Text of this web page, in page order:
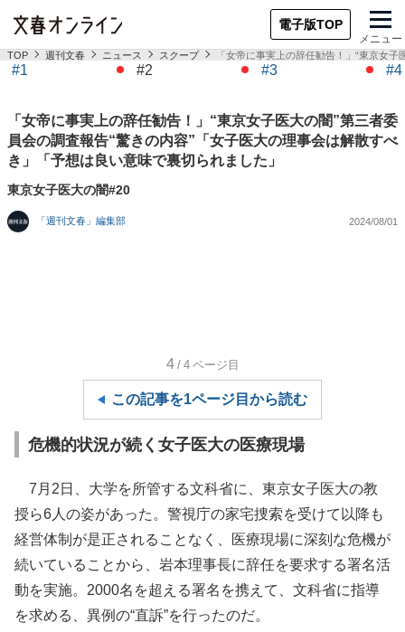
電子版TOP
メニュー
TOP 週刊文春 ニュース スクープ 「女帝に事実上の辞任勧告！」“東京女
#1 #2 #3 #4
「女帝に事実上の辞任勧告！」“東京女子医大の闇”第三者委
員会の調査報告“驚きの内容”「女子医大の理事会は解散すべ
き」「予想は良い意味で裏切られました」
東京女子医大の闇#20
「週刊文春」編集部 2024/08/01
4 /4 ページ目
この記事を1ページ目から読む
危機的状況が続く女子医大の医療現場
7月2日、大学を所管する文科省に、東京女子医大の教
授ら6人の姿があった。警視庁の家宅捜索を受けて以降も
経営体制が是正されることなく、医療現場に深刻な危機が
続いていることから、岩本理事長に辞任を要求する署名活
動を実施。2000名を超える署名を携えて、文科省に指導
を求める、異例の“直訴”を行ったのだ。